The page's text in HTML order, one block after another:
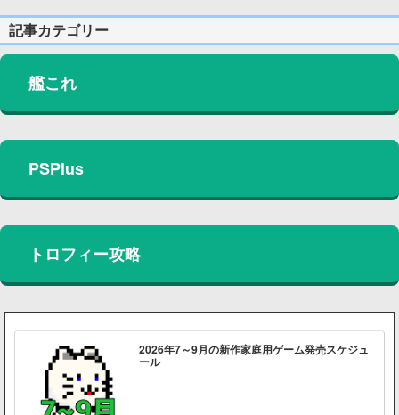
記事カテゴリー
艦これ
PSPlus
トロフィー攻略
2026年7～9月の新作家庭用ゲーム発売スケジュ
ール